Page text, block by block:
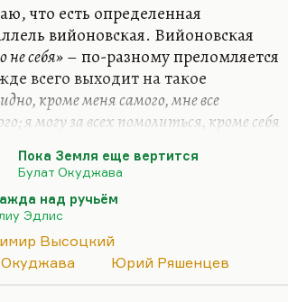
что есть определенная
вийоновская. Вийоновская
не себя»– по-разному преломляется
всего выходит на такое
кроме меня самого, мне все
я могу за всех помолиться, кроме себя
он лукавил, говоря, что
– это молитва жене. Безусловно,
в его жизни, в его творческом
Ольга Владимировна
мой» – понятный…
Пока Земля еще вертится
Булат Окуджава
над ручьём
Эдлис
Высоцкий
Юрий Ряшенцев